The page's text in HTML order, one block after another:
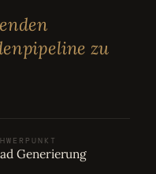
zu
Generierung